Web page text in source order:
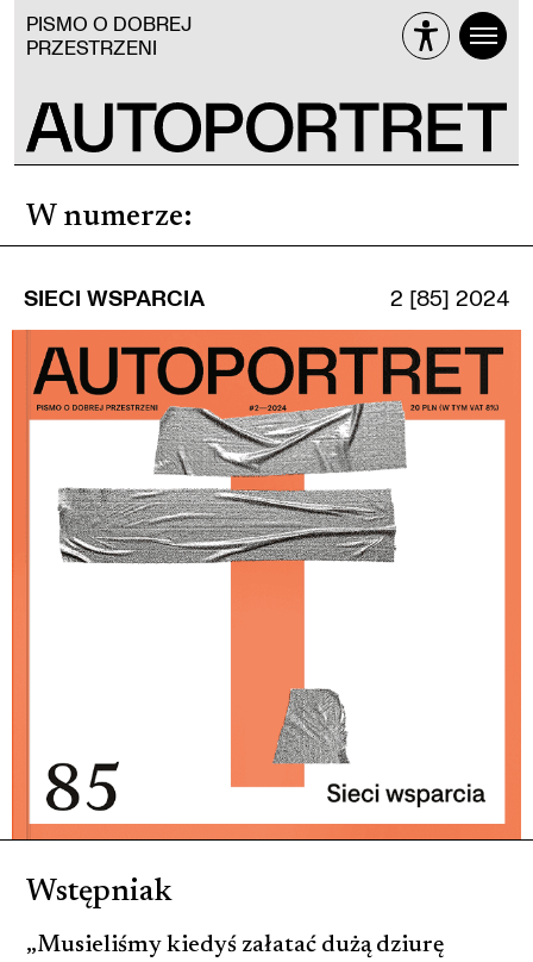
PISMO O DOBREJ
PRZESTRZENI
W numerze:
SIECI WSPARCIA 2 [85] 2024
Wstępniak
„Musieliśmy kiedyś załatać dużą dziurę